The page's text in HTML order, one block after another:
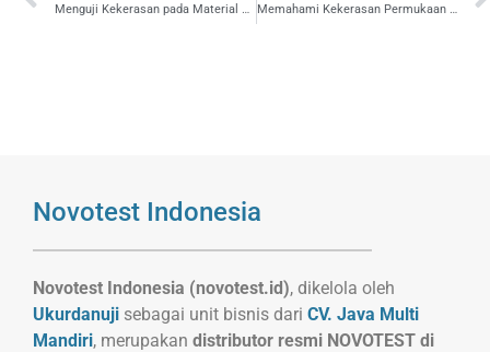
Menguji Kekerasan pada Material Struktural Roda Pesawat Menggunakan Hardness Tester Memahami Kekerasan Permukaan pada Perhiasan dengan Hardness Tester
Novotest Indonesia
Novotest Indonesia (novotest.id), dikelola oleh
Ukurdanuji sebagai unit bisnis dari CV. Java Multi
Mandiri, merupakan distributor resmi NOVOTEST di